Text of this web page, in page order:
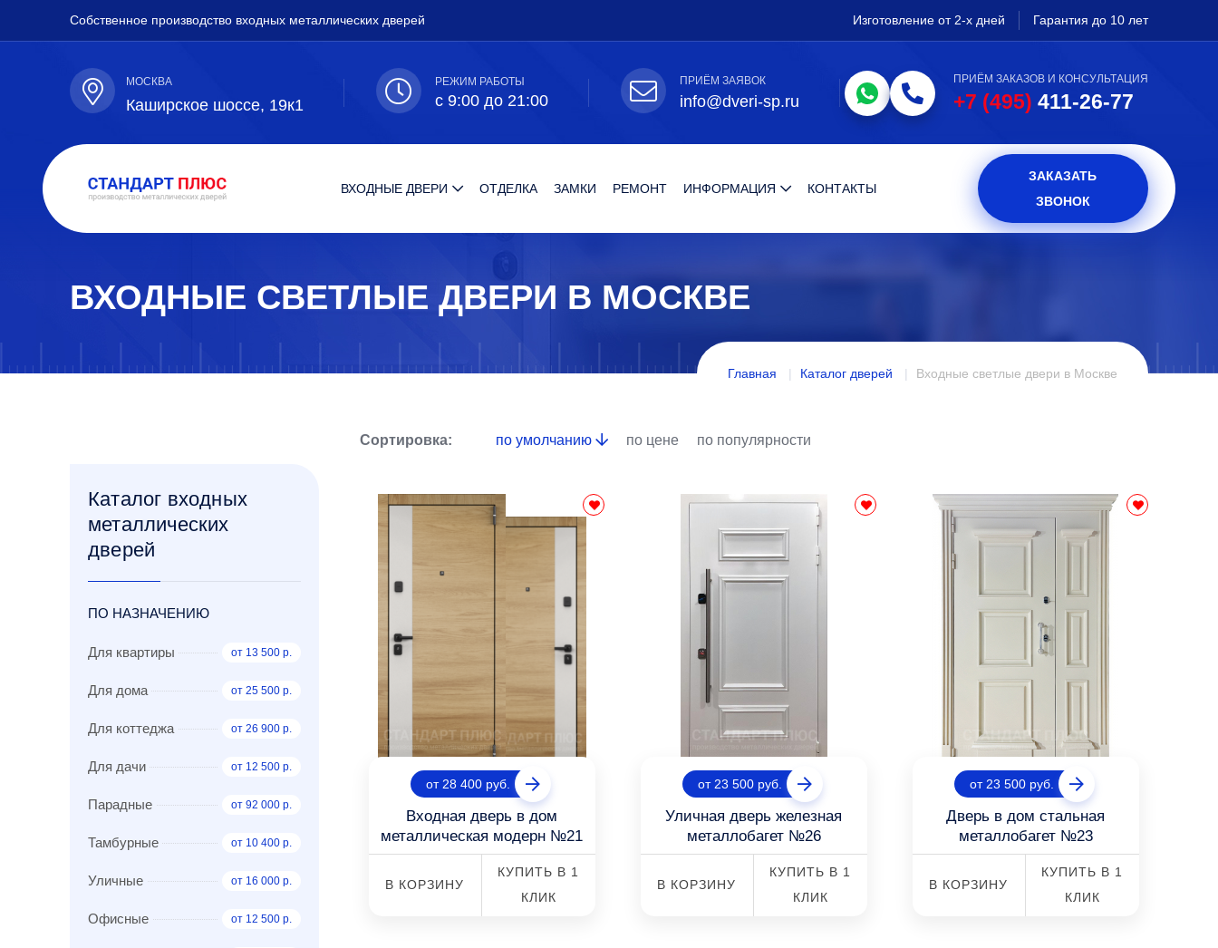
Собственное производство входных металлических дверей Изготовление от 2-х дней Гарантия до 10 лет
МОСКВА
Каширское шоссе, 19к1
РЕЖИМ РАБОТЫ
с 9:00 до 21:00
ПРИЁМ ЗАЯВОК
info@dveri-sp.ru
ПРИЁМ ЗАКАЗОВ И КОНСУЛЬТАЦИЯ
+7 (495) 411-26-77
ВХОДНЫЕ ДВЕРИ ОТДЕЛКА ЗАМКИ РЕМОНТ ИНФОРМАЦИЯ КОНТАКТЫ
ЗАКАЗАТЬ
ЗВОНОК
ВХОДНЫЕ СВЕТЛЫЕ ДВЕРИ В МОСКВЕ
Главная Каталог дверей Входные светлые двери в Москве
Каталог входных
металлических
дверей
ПО НАЗНАЧЕНИЮ
Для квартиры от 13 500 р.
Для дома от 25 500 р.
Для коттеджа от 26 900 р.
Для дачи от 12 500 р.
Парадные от 92 000 р.
Тамбурные от 10 400 р.
Уличные от 16 000 р.
Офисные от 12 500 р.
Сортировка: по умолчанию по цене по популярности
от 28 400 руб.
Входная дверь в дом
металлическая модерн №21
В КОРЗИНУ
КУПИТЬ В 1
КЛИК
от 23 500 руб.
Уличная дверь железная
металлобагет №26
В КОРЗИНУ
КУПИТЬ В 1
КЛИК
от 23 500 руб.
Дверь в дом стальная
металлобагет №23
В КОРЗИНУ
КУПИТЬ В 1
КЛИК